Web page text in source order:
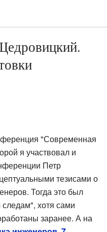
"Современная
я участвовал и
Петр
тезисами о
Тогда это был
следам", хотя сами
заранее. А на